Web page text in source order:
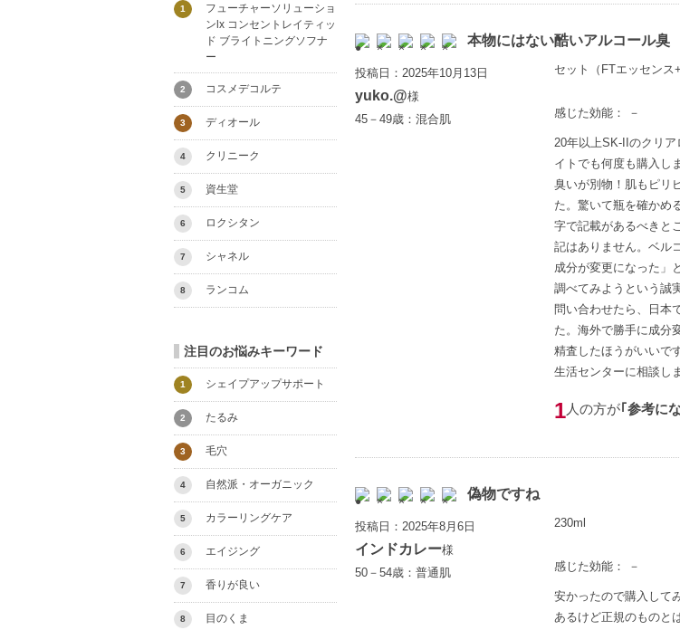
本物にはない酷いアルコール臭
投稿日：2025年10月13日
yuko.@様
45－49歳：混合肌
セット（FTエッセンス
感じた効能： －
20年以上SK-IIのクリ
イトでも何度も購入し
臭いが別物！肌もピリ
た。驚いて瓶を確かめ
字で記載があるべきと
記はありません。ベル
成分が変更になった」
調べてみようという誠
問い合わせたら、日本
た。海外で勝手に成分
精査したほうがいいで
生活センターに相談し
1人の方が｢参考に
偽物ですね
投稿日：2025年8月6日
インドカレー様
50－54歳：普通肌
230ml
感じた効能： －
安かったので購入して
あるけど正規のものと
1
フューチャーソリューショ
ンlx コンセントレイティッ
ド ブライトニングソフナ
ー
2 コスメデコルテ
3 ディオール
4 クリニーク
5 資生堂
6 ロクシタン
7 シャネル
8 ランコム
注目のお悩みキーワード
1 シェイプアップサポート
2 たるみ
3 毛穴
4 自然派・オーガニック
5 カラーリングケア
6 エイジング
7 香りが良い
8 目のくま